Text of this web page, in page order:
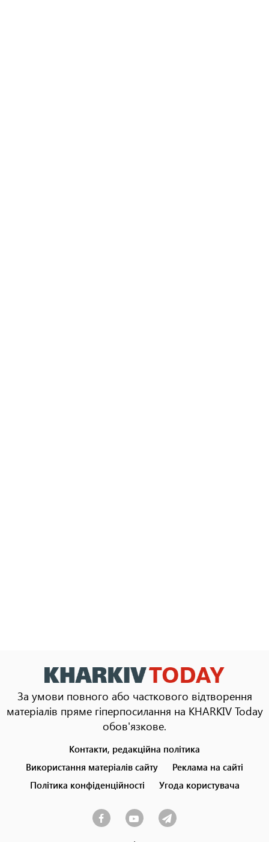
За умови повного або часткового відтворення
матеріалів пряме гіперпосилання на KHARKIV Today
обов'язкове.
menu
Контакти, редакційна політика
Використання матеріалів сайту
Реклама на сайті
Політика конфіденційності
Угода користувача